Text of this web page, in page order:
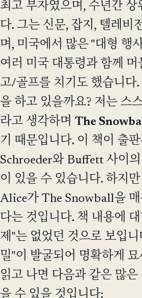
최고 부자였으며, 수년간 상
다. 그는 신문, 잡지, 텔레비
며, 미국에서 많은 "대형 행
여러 미국 대통령과 함께
고/골프를 치기도 했습니다
을 하고 있을까요? 저는 스
라고 생각하며 The
기 때문입니다. 이 책이 출
Schroeder와 Buffett 사이
이 있을 수 있습니다. 하지
Alice가 The Snowball을 매
다는 것입니다. 책 내용에
제"는 없었던 것으로 보입
밀"이 발굴되어 명확하게
읽고 나면 다음과 같은 많은
을 수 있을 것입니다: